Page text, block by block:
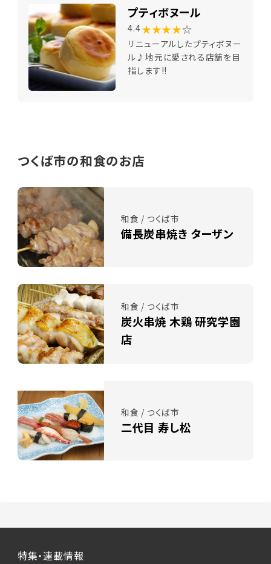
プティボヌール
4.4★★★★☆
リニューアルしたプティボヌー
ル♪地元に愛される店舗を目
指します!!
つくば市の和食のお店
和食 / つくば市
備長炭串焼き ターザン
和食 / つくば市
炭火串焼 木鶏 研究学園
店
和食 / つくば市
二代目 寿し松
特集・連載情報